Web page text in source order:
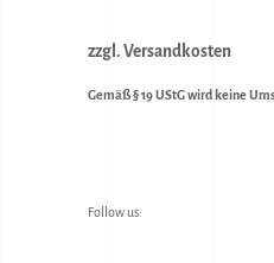
zzgl. Versandkosten
Gemäß § 19 UStG wird keine
Follow us: